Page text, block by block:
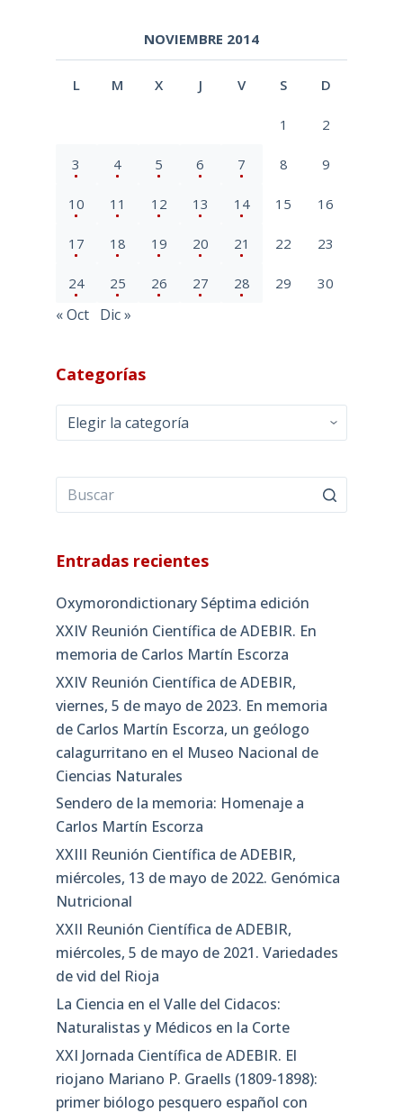
NOVIEMBRE 2014
L M X J V S D
1 2
3 4 5 6 7 8 9
10 11 12 13 14 15 16
17 18 19 20 21 22 23
24 25 26 27 28 29 30
« Oct Dic »
Categorías
Categorías
Entradas recientes
Oxymorondictionary Séptima edición
XXIV Reunión Científica de ADEBIR. En
memoria de Carlos Martín Escorza
XXIV Reunión Científica de ADEBIR,
viernes, 5 de mayo de 2023. En memoria
de Carlos Martín Escorza, un geólogo
calagurritano en el Museo Nacional de
Ciencias Naturales
Sendero de la memoria: Homenaje a
Carlos Martín Escorza
XXIII Reunión Científica de ADEBIR,
miércoles, 13 de mayo de 2022. Genómica
Nutricional
XXII Reunión Científica de ADEBIR,
miércoles, 5 de mayo de 2021. Variedades
de vid del Rioja
La Ciencia en el Valle del Cidacos:
Naturalistas y Médicos en la Corte
XXI Jornada Científica de ADEBIR. El
riojano Mariano P. Graells (1809-1898):
primer biólogo pesquero español con